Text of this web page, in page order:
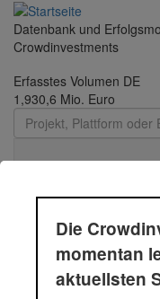
Direkt zum Inhalt
Datenbank und
Crowdinvestments
Erfasstes Volumen DE
1,930,6 Mio. Euro
Die
momentan
aktuellsten